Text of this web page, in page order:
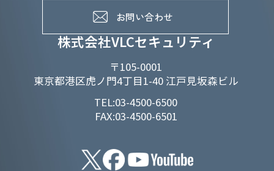
株式会社VLCセキュリティ
〒105-0001
東京都港区虎ノ門4丁目1-40 江戸見坂森ビル
TEL:03-4500-6500
FAX:03-4500-6501
お問い合わせ